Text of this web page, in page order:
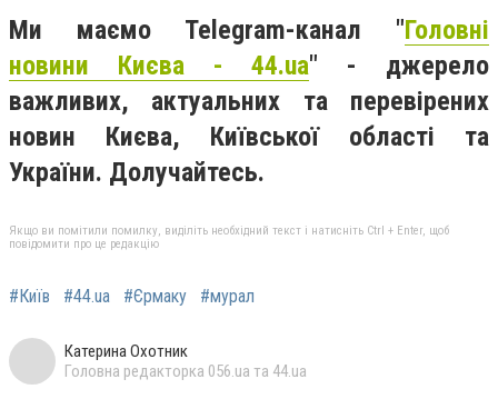
Ми маємо Telegram-канал "Головні
новини Києва - 44.ua" - джерело
важливих, актуальних та перевірених
новин Києва, Київської області та
України. Долучайтесь.
Якщо ви помітили помилку, виділіть необхідний текст і натисніть Ctrl + Enter, щоб
повідомити про це редакцію
#Київ #44.ua #Єрмаку #мурал
Катерина Охотник
Головна редакторка 056.ua та 44.ua